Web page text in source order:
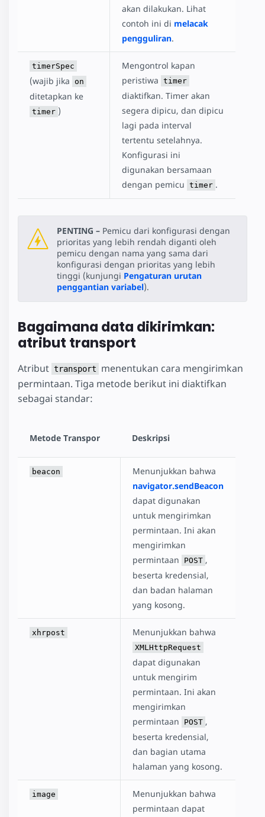
akan dilakukan. Lihat
contoh ini di melacak
pengguliran.
timerSpec
(wajib jika on
ditetapkan ke
timer )
Mengontrol kapan
peristiwa timer
diaktifkan. Timer akan
segera dipicu, dan dipicu
lagi pada interval
tertentu setelahnya.
Konfigurasi ini
digunakan bersamaan
dengan pemicu timer .
PENTING – Pemicu dari konfigurasi dengan
prioritas yang lebih rendah diganti oleh
pemicu dengan nama yang sama dari
konfigurasi dengan prioritas yang lebih
tinggi (kunjungi Pengaturan urutan
penggantian variabel).
Bagaimana data dikirimkan:
atribut transport
Atribut transport
menentukan cara mengirimkan
permintaan. Tiga metode berikut ini diaktifkan
sebagai standar:
Metode Transpor Deskripsi
beacon
Menunjukkan bahwa
navigator.sendBeacon
dapat digunakan
untuk mengirimkan
permintaan. Ini akan
mengirimkan
permintaan
POST ,
beserta kredensial,
dan badan halaman
yang kosong.
xhrpost Menunjukkan bahwa
XMLHttpRequest
dapat digunakan
untuk mengirim
permintaan. Ini akan
mengirimkan
permintaan
POST ,
beserta kredensial,
dan bagian utama
halaman yang kosong.
image
Menunjukkan bahwa
permintaan dapat